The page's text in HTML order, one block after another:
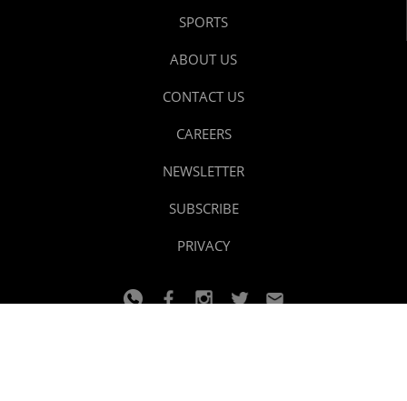
SPORTS
ABOUT US
CONTACT US
CAREERS
NEWSLETTER
SUBSCRIBE
PRIVACY